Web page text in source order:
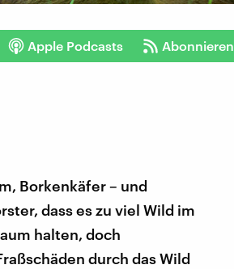
Apple Podcasts Abonnieren
Borkenkäfer – und
dass es zu viel Wild im
halten, doch
durch das Wild